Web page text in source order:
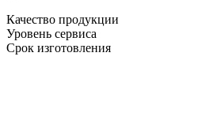
Качество продукции
Уровень сервиса
Срок изготовления